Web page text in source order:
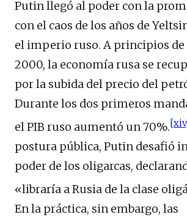
Putin llegó al poder con la
con el caos de los años de
el imperio ruso. A principios de
2000, la economía rusa se
por la subida del precio del
Durante los dos primeros
el PIB ruso aumentó un 70%.
postura pública, Putin desafió
poder de los oligarcas,
«libraría a Rusia de la clase
En la práctica, sin embargo, las